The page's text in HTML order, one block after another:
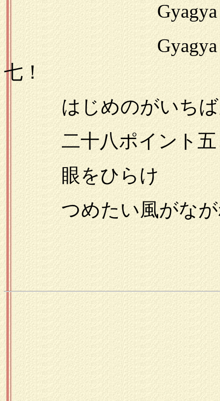
Gyagya 茶み
七！
はじめのがいちば
二十八ポイント五と
眼をひらけ
つめたい風がなが